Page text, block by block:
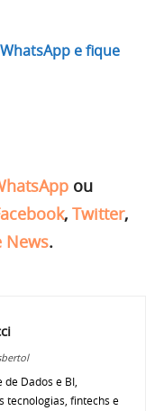
e fique
ou
, Twitter,
News.
Dados e BI,
tecnologias, fintechs e